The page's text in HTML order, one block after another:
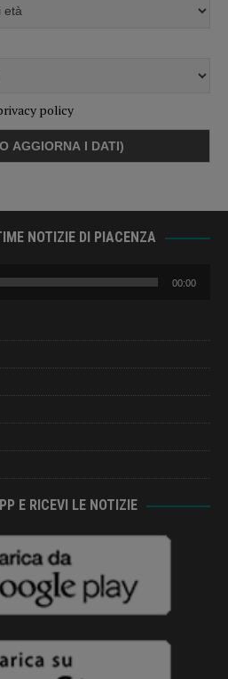
policy
NOTIZIE DI PIACENZA
00:00
E RICEVI LE NOTIZIE